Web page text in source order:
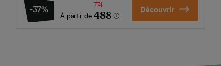
-37%
À partir de
774
488 Découvrir